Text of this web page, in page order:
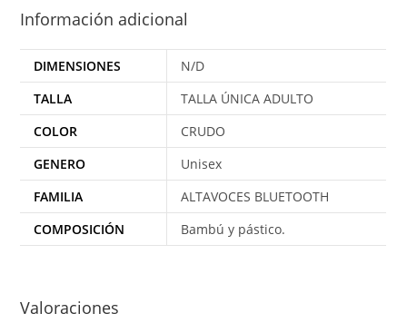
Información adicional
DIMENSIONES
N/D
TALLA
TALLA ÚNICA ADULTO
COLOR
CRUDO
GENERO
Unisex
FAMILIA
ALTAVOCES BLUETOOTH
COMPOSICIÓN
Bambú y pástico.
Valoraciones